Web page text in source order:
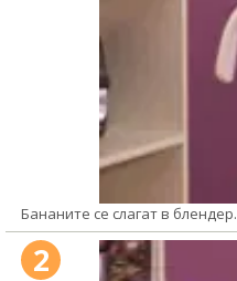
Бананите се слагат в блендер.
2